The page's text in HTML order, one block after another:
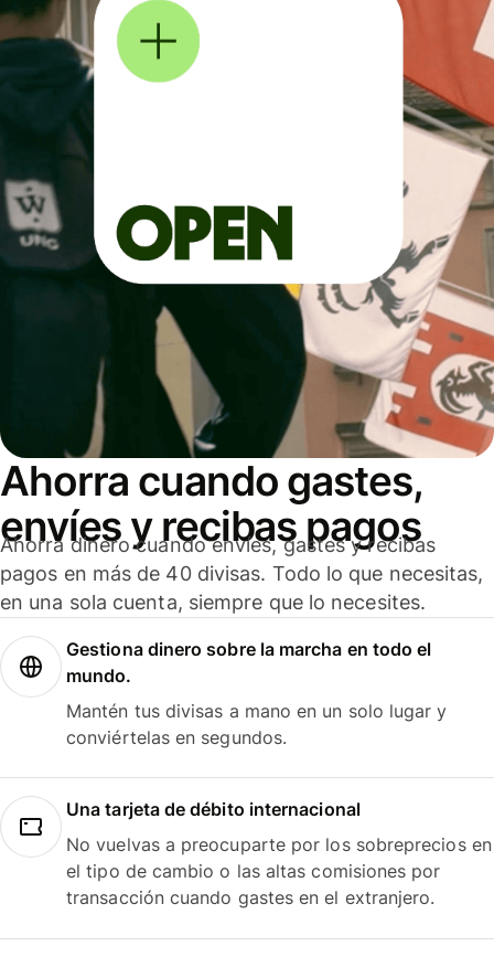
Ahorra cuando gastes,
envíes y recibas pagos
Ahorra dinero cuando envíes, gastes y recibas
pagos en más de 40 divisas. Todo lo que necesitas,
en una sola cuenta, siempre que lo necesites.
Gestiona dinero sobre la marcha en todo el
mundo.
Mantén tus divisas a mano en un solo lugar y
conviértelas en segundos.
Una tarjeta de débito internacional
No vuelvas a preocuparte por los sobreprecios en
el tipo de cambio o las altas comisiones por
transacción cuando gastes en el extranjero.